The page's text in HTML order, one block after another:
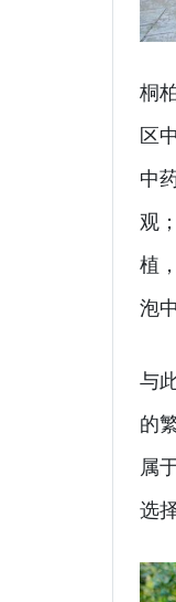
桐
区
中
观
植
泡
与
的
属
选